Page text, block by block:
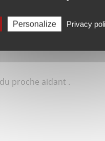
proche aidant .
Personalize Privacy